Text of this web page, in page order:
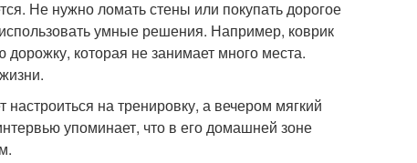
Не нужно ломать стены или покупать дорогое
умные решения. Например, коврик
дорожку, которая не занимает много места.
на тренировку, а вечером мягкий
упоминает, что в его домашней зоне